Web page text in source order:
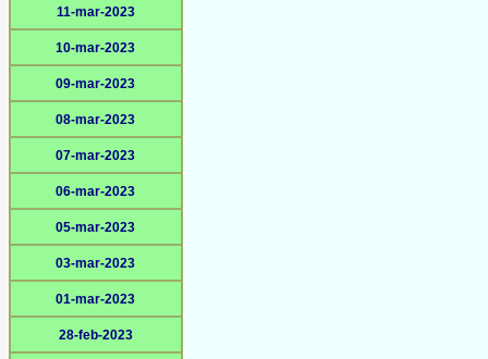
11-mar-2023
10-mar-2023
09-mar-2023
08-mar-2023
07-mar-2023
06-mar-2023
05-mar-2023
03-mar-2023
01-mar-2023
28-feb-2023